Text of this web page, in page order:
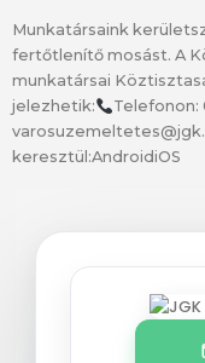
Munkatársaink
fertőtlenítő mosást. A
munkatársai
jelezhetik:
Telefonon:
keresztül:AndroidiOS